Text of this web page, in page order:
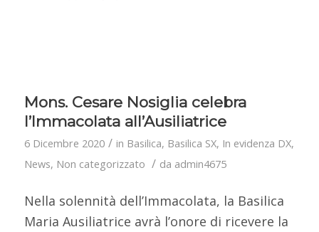
Mons. Cesare Nosiglia celebra
l’Immacolata all’Ausiliatrice
6 Dicembre 2020 / in Basilica, Basilica SX, In evidenza DX,
News, Non categorizzato / da admin4675
Nella solennità dell’Immacolata, la Basilica
Maria Ausiliatrice avrà l’onore di ricevere la